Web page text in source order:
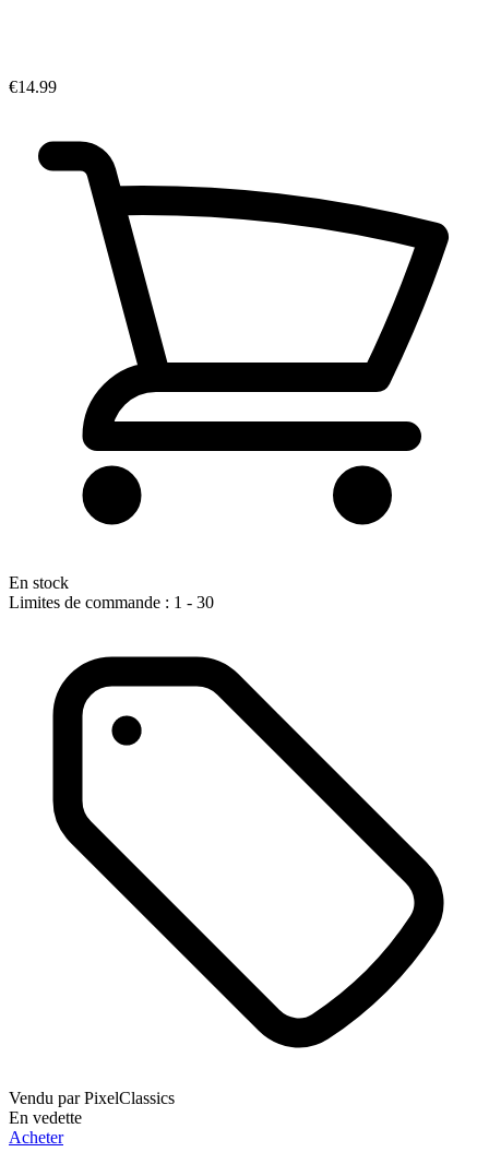
€14.99
En stock
Limites de commande : 1 - 30
Vendu parPixelClassics
En vedette
Acheter